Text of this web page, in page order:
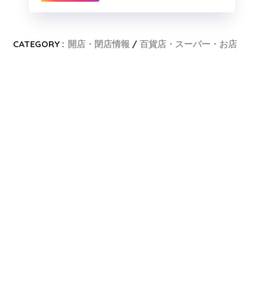
CATEGORY : 開店・閉店情報 百貨店・スーパー・お店